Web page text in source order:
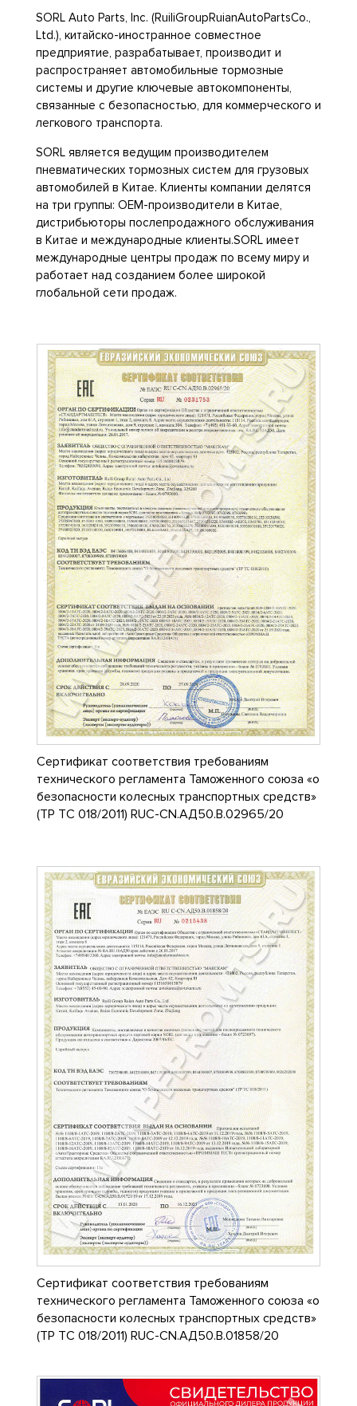
SORL Auto Parts, Inc. (RuiliGroupRuianAutoPartsCo.,
Ltd.), китайско-иностранное совместное
предприятие, разрабатывает, производит и
распространяет автомобильные тормозные
системы и другие ключевые автокомпоненты,
связанные с безопасностью, для коммерческого и
легкового транспорта.
SORL является ведущим производителем
пневматических тормозных систем для грузовых
автомобилей в Китае. Клиенты компании делятся
на три группы: OEM-производители в Китае,
дистрибьюторы послепродажного обслуживания
в Китае и международные клиенты.SORL имеет
международные центры продаж по всему миру и
работает над созданием более широкой
глобальной сети продаж.
Сертификат соответствия требованиям
технического регламента Таможенного союза «о
безопасности колесных транспортных средств»
(ТР ТС 018/2011) RUC-CN.АД50.В.02965/20
Сертификат соответствия требованиям
технического регламента Таможенного союза «о
безопасности колесных транспортных средств»
(ТР ТС 018/2011) RUC-CN.АД50.В.01858/20